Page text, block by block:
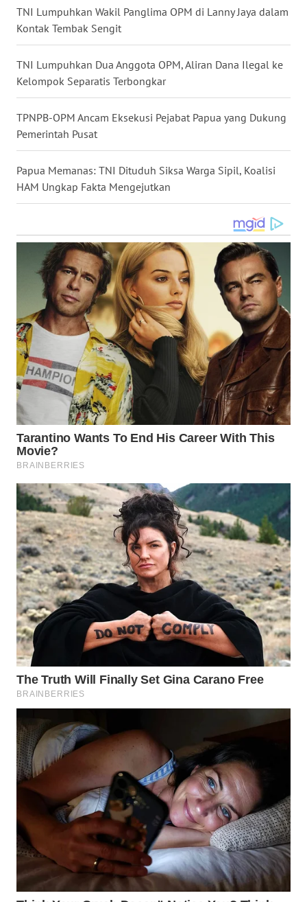
TNI Lumpuhkan Wakil Panglima OPM di Lanny Jaya dalam
Kontak Tembak Sengit
TNI Lumpuhkan Dua Anggota OPM, Aliran Dana Ilegal ke
Kelompok Separatis Terbongkar
TPNPB-OPM Ancam Eksekusi Pejabat Papua yang Dukung
Pemerintah Pusat
Papua Memanas: TNI Dituduh Siksa Warga Sipil, Koalisi
HAM Ungkap Fakta Mengejutkan
WN
NUSANTARA
WN
JOGJA
WN
JATIM
WN
BALI
KALBAR
WN
KALTENG
WN
KALTARA
WN
KALSEL
WN
KALTIM
SULSEL
WN
GORONTALO
WN
SULUT
WN
MALUKU
WN
MALUT
WN
DAIRI
WN
DANAU
WN
NIAS
WN